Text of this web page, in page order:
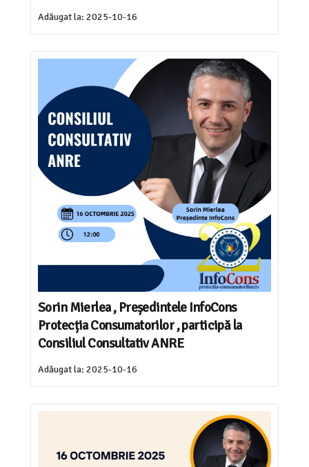
Adăugat la: 2025-10-16
Sorin Mierlea , Președintele InfoCons
Protecția Consumatorilor , participă la
Consiliul Consultativ ANRE
Adăugat la: 2025-10-16